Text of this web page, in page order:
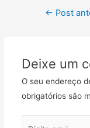
← Post
Deixe um
O seu endereço
obrigatórios são